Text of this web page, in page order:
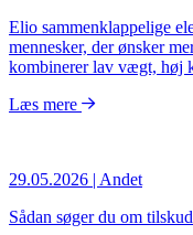
Elio sammenklappelige
mennesker, der ønsker
kombinerer lav vægt, høj
Læs mere
29.05.2026 | Andet
Sådan søger du om